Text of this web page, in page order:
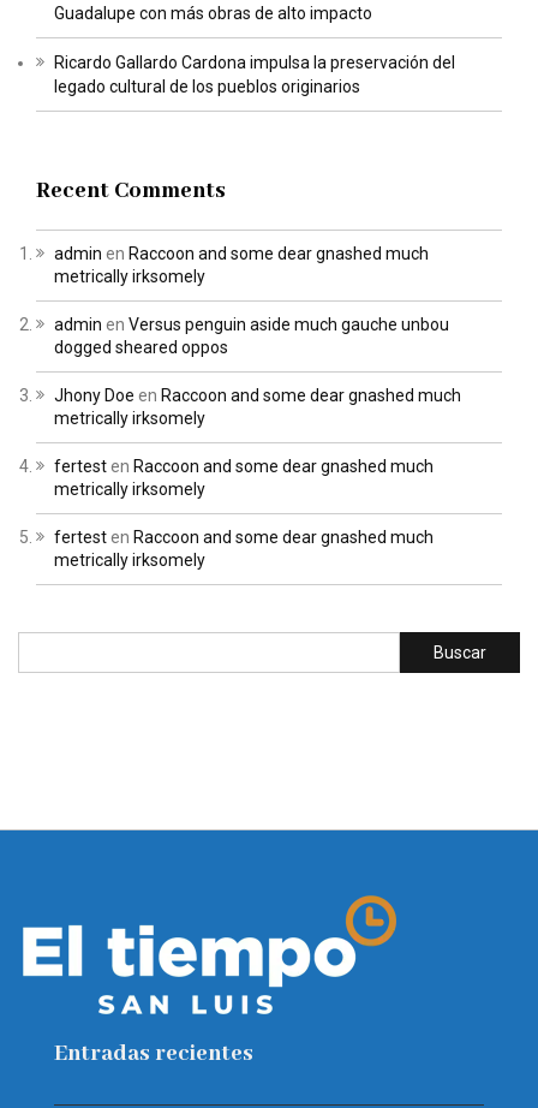
Guadalupe con más obras de alto impacto
Ricardo Gallardo Cardona impulsa la preservación del
legado cultural de los pueblos originarios
Recent Comments
admin en Raccoon and some dear gnashed much
metrically irksomely
admin en Versus penguin aside much gauche unbou
dogged sheared oppos
Jhony Doe en Raccoon and some dear gnashed much
metrically irksomely
fertesten Raccoon and some dear gnashed much
metrically irksomely
fertesten Raccoon and some dear gnashed much
metrically irksomely
Entradas recientes